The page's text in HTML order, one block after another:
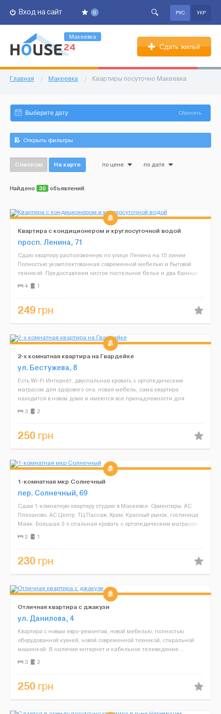
0
Вход на сайт РУС УКР
Макеевка
Сдать жильё
Главная / Макеевка / Квартиры посуточно Макеевка
Сбросить
Открыть фильтры
Списком На карте по цене по дате
Найдено 30 объявлений
Квартира с кондиционером и круглосуточной водой
просп. Ленина, 71
Сдаю квартиру расположенную по улице Ленина на 15 линии
Полностью укомплектованная современной мебелью и бытовой
техникой. Предоставляем чистое постельное белье и два банных
полотенца. Есть вся необходимая посуда для приготовления...
4 1
249 грн
2-х комнатная квартира на Гвардейке
ул. Бестужева, 8
Есть Wi-Fi Интернет, двуспальная кровать с ортопедическим
матрасом для здорового сна, новая мебель, сама квартира
находится в новом доме и имеются все принадлежности для
комфортного проживания! Звоните, бронируйте! Всегда рады!...
3 2
250 грн
1-комнатная мкр Солнечный
пер. Солнечный, 69
Сдам 1-комнатную квартиру студию в Макеевке. Ориентиры: АС
Плеханово, АС Центр, ТЦ Пассаж, Храм, Красный рынок, гостиница
Маяк. Большая 2-х спальная кровать с ортопедическим матрасом.
Есть вся необходимая техника: Газовая плита, х...
2 1
230 грн
Отличная квартира с джакузи
ул. Данилова, 4
Квартира с новым евро-ремонтом, новой мебелью, полностью
оборудованной кухней, новой современной техникой, стиральной
машинкой. В наличии интернет и кабельное телевидение....
3
2
250 грн